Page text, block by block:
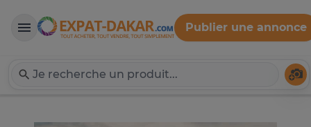
Expat-Dakar
Publier une annonce